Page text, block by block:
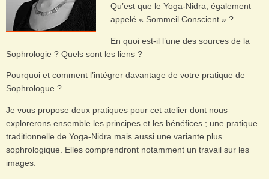
Qu’est que le Yoga-Nidra, également
appelé « Sommeil Conscient » ?
En quoi est-il l’une des sources de la
Sophrologie ? Quels sont les liens ?
Pourquoi et comment l’intégrer davantage de votre pratique de
Sophrologue ?
Je vous propose deux pratiques pour cet atelier dont nous
explorerons ensemble les principes et les bénéfices ; une pratique
traditionnelle de Yoga-Nidra mais aussi une variante plus
sophrologique. Elles comprendront notamment un travail sur les
images.